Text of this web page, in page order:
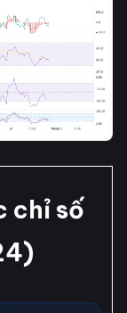
chỉ số